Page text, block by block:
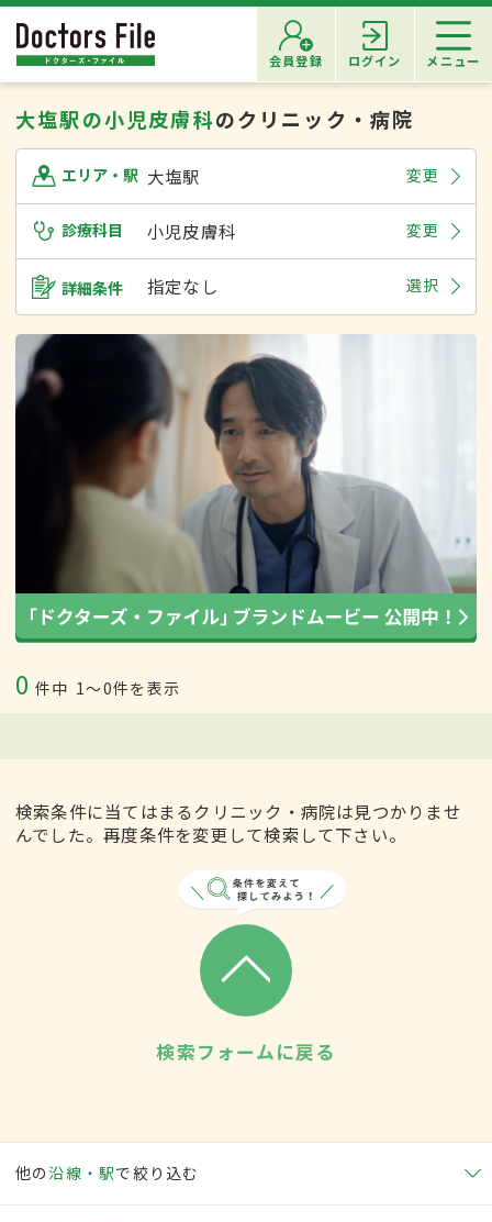
会員登録 ログイン メニュー
大塩駅の小児皮膚科のクリニック・病院
エリア・駅 大塩駅 変更
診療科目 小児皮膚科 変更
詳細条件 指定なし 選択
0 件中 1〜0件を表示
検索条件に当てはまるクリニック・病院は見つかりませ
んでした。再度条件を変更して検索して下さい。
検索フォームに戻る
他の沿線・駅で絞り込む